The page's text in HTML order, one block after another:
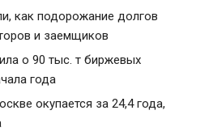
как подорожание долгов
и заемщиков
о 90 тыс. т биржевых
года
окупается за 24,4 года,